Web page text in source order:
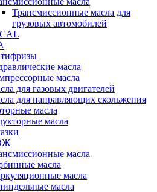
Трансмиссионные масла для
грузовых автомобилей
масла
масла
для газовых двигателей
для направляющих скольжения
масла
масла
масла
масла
масла
масла